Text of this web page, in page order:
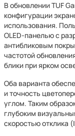
В обновлении TUF
конфигурации
использования.
OLED-панелью с
антибликовым
частотой
блики при ярком
Оба варианта
и точность
углом. Таким
глубоким
скоростью отклика